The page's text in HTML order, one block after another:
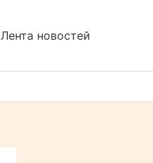
Лента новостей